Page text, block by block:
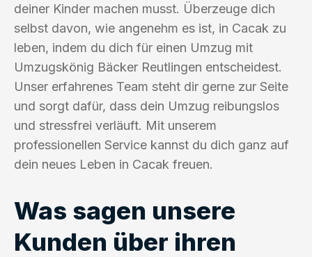
deiner Kinder machen musst. Überzeuge dich
selbst davon, wie angenehm es ist, in Cacak zu
leben, indem du dich für einen Umzug mit
Umzugskönig Bäcker Reutlingen entscheidest.
Unser erfahrenes Team steht dir gerne zur Seite
und sorgt dafür, dass dein Umzug reibungslos
und stressfrei verläuft. Mit unserem
professionellen Service kannst du dich ganz auf
dein neues Leben in Cacak freuen.
Was sagen unsere
Kunden über ihren